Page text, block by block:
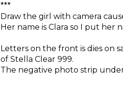
***
Draw the girl with camera
Her name is Clara so I put her
Letters on the front is dies on
of Stella Clear 999.
The negative photo strip